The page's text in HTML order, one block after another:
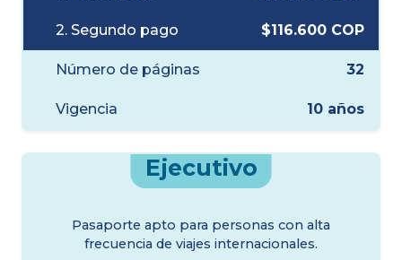
2. Segundo pago $116.600 COP
Número de páginas 32
Vigencia 10 años
Ejecutivo
Pasaporte apto para personas con alta
frecuencia de viajes internacionales.